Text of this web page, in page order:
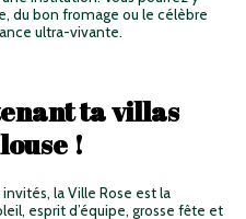
du bon fromage ou le célèbre
ultra-vivante.
ta villas
!
la Ville Rose est la
esprit d’équipe, grosse fête et